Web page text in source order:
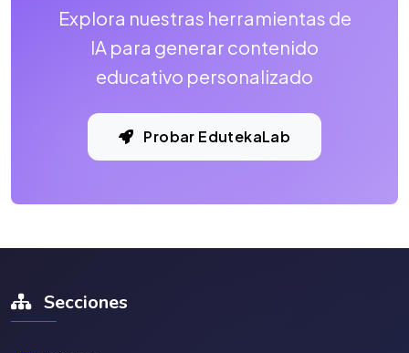
Explora nuestras herramientas de
IA para generar contenido
educativo personalizado
Probar EdutekaLab
Secciones